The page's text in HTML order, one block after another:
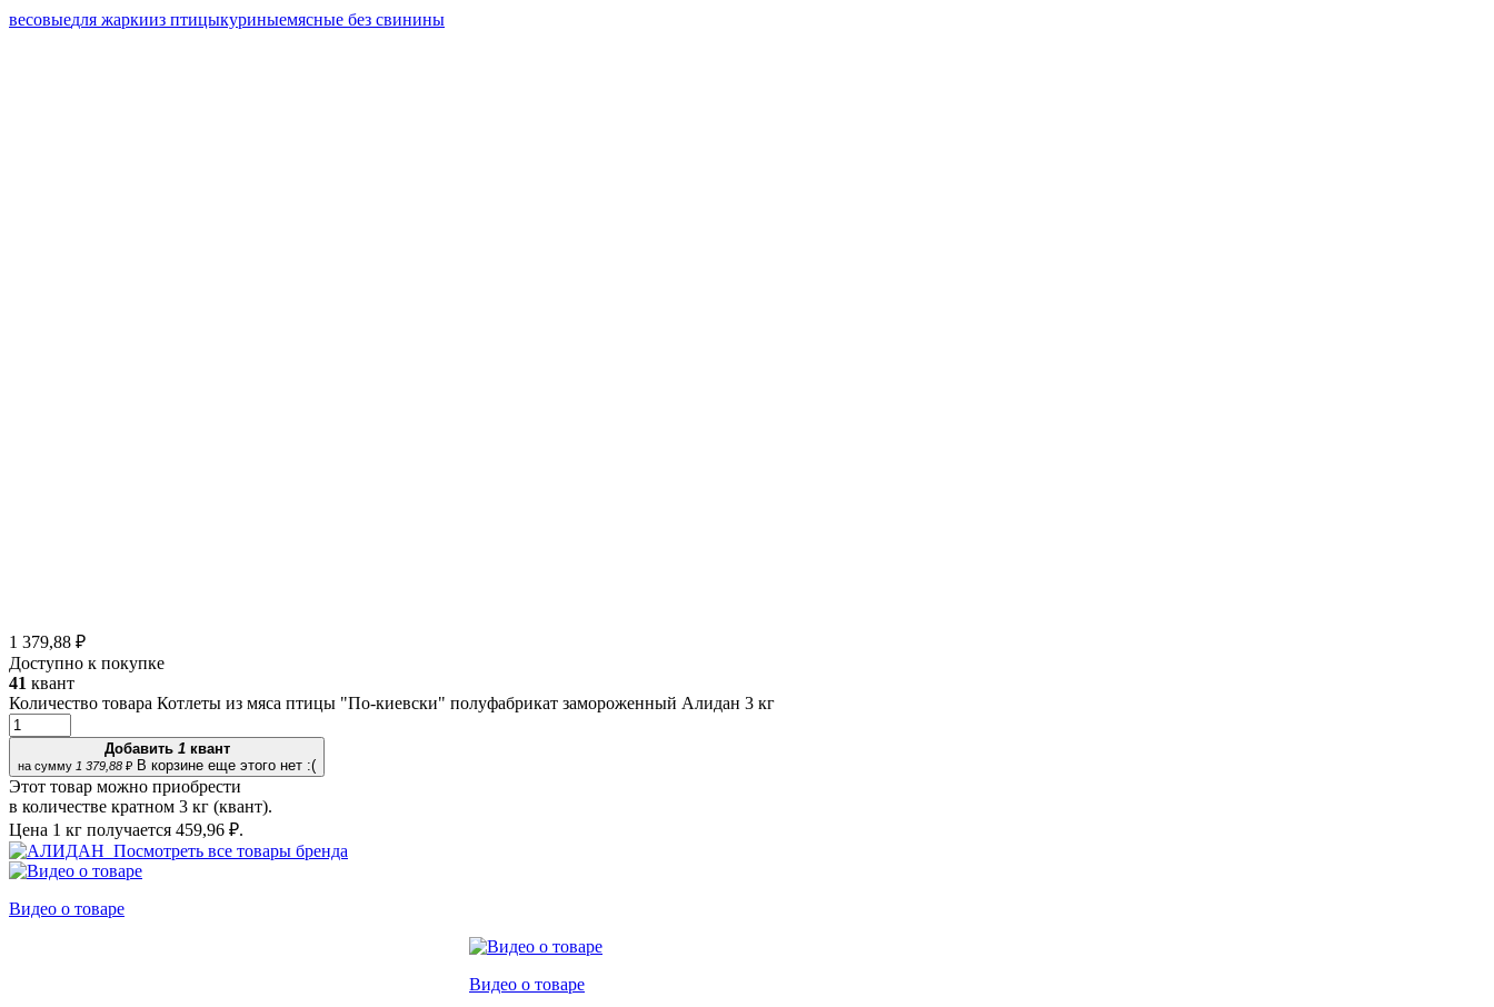
весовыедля жаркииз птицыкуриныемясные без свинины
1 379,88 ₽
Доступно к покупке
41 квант
Количество товара Котлеты из мяса птицы "По-киевски" полуфабрикат замороженный Алидан 3 кг
Добавить 1квант
на сумму 1 379,88 ₽ В корзине еще этого нет :(
Этот товар можно приобрести
в количестве кратном 3 кг (квант).
Цена 1 кг получается 459,96 ₽.
Посмотреть все товары бренда
Видео о товаре
Видео о товаре